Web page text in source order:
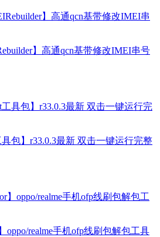
】高通qcn基带修改IMEI串号
具包】r33.0.3最新 双击一键运行完整
】oppo/realme手机ofp线刷包解包工具